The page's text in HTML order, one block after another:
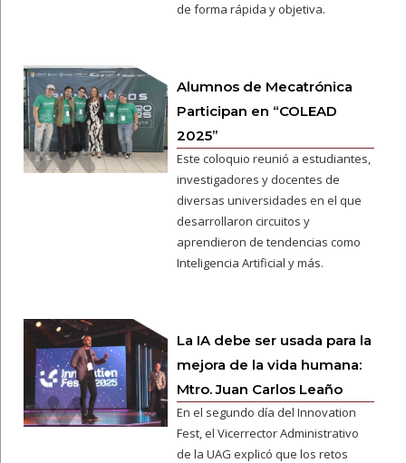
de forma rápida y objetiva.
Alumnos de Mecatrónica
Participan en “COLEAD
2025”
Este coloquio reunió a estudiantes,
investigadores y docentes de
diversas universidades en el que
desarrollaron circuitos y
aprendieron de tendencias como
Inteligencia Artificial y más.
La IA debe ser usada para la
mejora de la vida humana:
Mtro. Juan Carlos Leaño
En el segundo día del Innovation
Fest, el Vicerrector Administrativo
de la UAG explicó que los retos